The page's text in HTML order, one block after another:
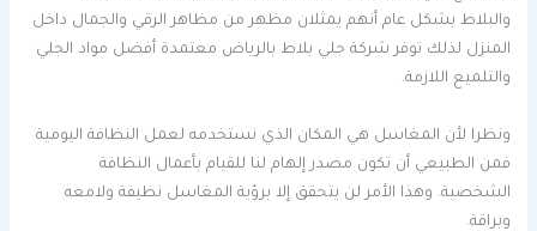
والبلاط بشكل عام أنهم يمثلان مظهر من مظاهر الرقي والجمال داخل
المنزل لذلك توفر شركة جلي بلاط بالرياض معتمدة أفضل مواد الجلي
والتلميع اللازمة.
ونظرا لأن المغاسل هي المكان الذي نستخدمه لعمل النظافة اليومية
فمن الطبيعي أن تكون مصدر إلهام لنا للقيام بأعمال النظافة
الشخصية. وهذا الأمر لن يتحقق إلا برؤية المغاسل نظيفة ولامعه
وبراقة.